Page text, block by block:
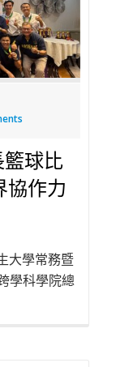
球比
協作力
大學常務暨
學科學院總